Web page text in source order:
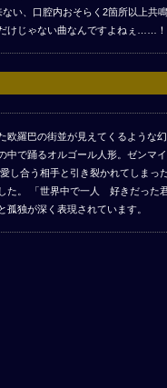
ない、口腔内おそらく2箇所以上共
けじゃない曲なんですよねぇ……！
欧羅巴の街並が見えてくるような
中で踊るオルゴール人形。ゼンマ
し合う相手と引き裂かれてしまっ
た。 「世界中で一人 好きだっ
独が深く表現されています。